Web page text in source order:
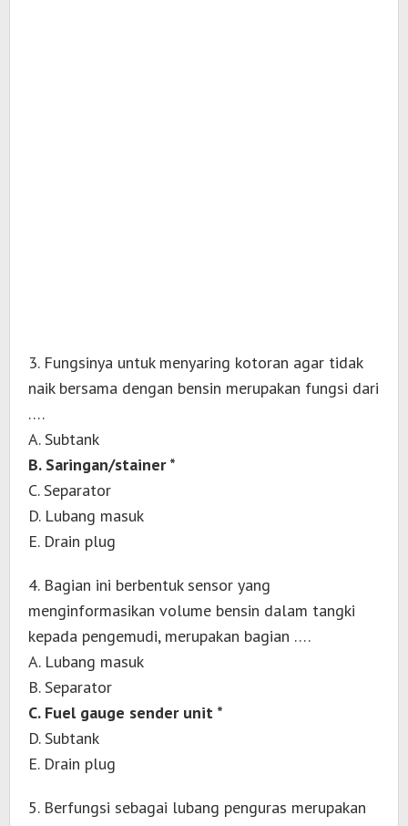
3. Fungsinya untuk menyaring kotoran agar tidak
naik bersama dengan bensin merupakan fungsi dari
….
A. Subtank
B. Saringan/stainer *
C. Separator
D. Lubang masuk
E. Drain plug
4. Bagian ini berbentuk sensor yang
menginformasikan volume bensin dalam tangki
kepada pengemudi, merupakan bagian ….
A. Lubang masuk
B. Separator
C. Fuel gauge sender unit *
D. Subtank
E. Drain plug
5. Berfungsi sebagai lubang penguras merupakan